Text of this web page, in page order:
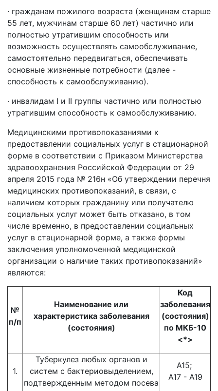
· гражданам пожилого возраста (женщинам старше
55 лет, мужчинам старше 60 лет) частично или
полностью утратившим способность или
возможность осуществлять самообслуживание,
самостоятельно передвигаться, обеспечивать
основные жизненные потребности (далее -
способность к самообслуживанию).
· инвалидам I и II группы частично или полностью
утратившим способность к самообслуживанию.
Медицинскими противопоказаниями к
предоставлении социальных услуг в стационарной
форме в соответствии с Приказом Министерства
здравоохранения Российской Федерации от 29
апреля 2015 года № 216н «Об утверждении перечня
медицинских противопоказаний, в связи, с
наличием которых гражданину или получателю
социальных услуг может быть отказано, в том
числе временно, в предоставлении социальных
услуг в стационарной форме, а также формы
заключения уполномоченной медицинской
организации о наличие таких противопоказаний»
являются:
№
п/п
Наименование или
характеристика заболевания
(состояния)
Код
заболевания
(состояния)
по МКБ-10
<*>
1.
Туберкулез любых органов и
систем с бактериовыделением,
подтвержденным методом посева
А15;
А17 - А19